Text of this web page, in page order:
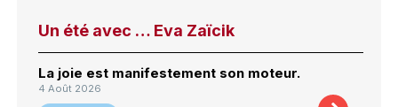
Un été avec … Eva Zaïcik
La joie est manifestement son moteur.
4 Août 2026